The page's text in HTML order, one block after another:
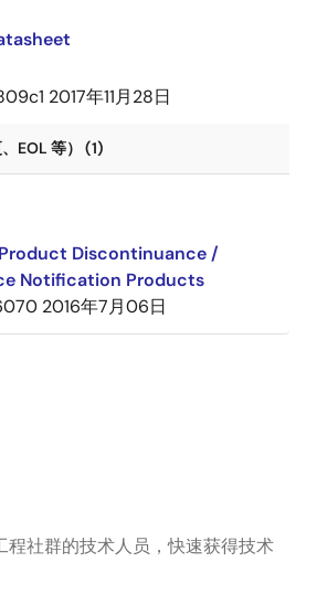
2017年11月28日
EOL 等） (1)
Discontinuance /
Notification Products
2016年7月06日
程社群的技术人员，快速获得技术